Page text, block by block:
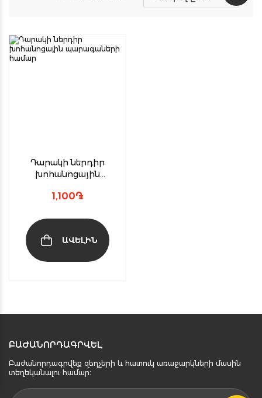
Դարակի ներդիր
խոհանոցային
1,100֏
ԱՎԵԼԻՆ
ԲԱԺԱՆՈՐԴԱԳՐՎԵԼ
Բաժանորդագրվեք զեղչերի և հատուկ առաջարկների մասին
տեղեկանալու համար։